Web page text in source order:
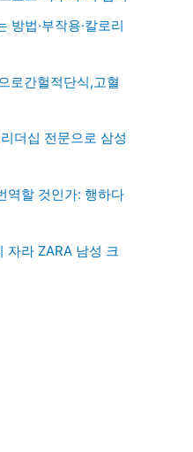
방법·부작용·칼로리
로간헐적단식,고혈
더십 전문으로 삼성
역할 것인가: 행하다
자라 ZARA 남성 크